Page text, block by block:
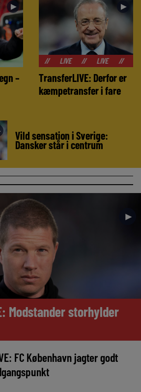
►
–
►
// LIVE LIVE
TransferLIVE: Derfor er
kæmpetransfer i fare
Vild sensation i Sverige:
Dansker står i centrum
►
Modstander storhylder
// LIVE //
FC København jagter godt